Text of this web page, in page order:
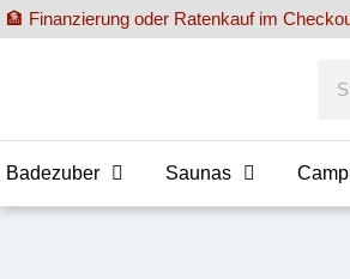
🏦 Finanzierung oder Ratenkauf im
Badezuber Saunas